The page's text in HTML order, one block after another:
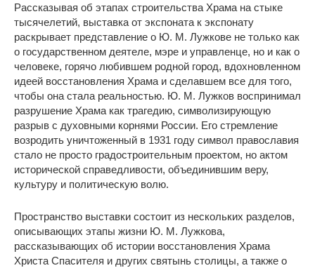
Рассказывая об этапах строительства Храма на стыке
тысячелетий, выставка от экспоната к экспонату
раскрывает представление о Ю. М. Лужкове не только как
о государственном деятеле, мэре и управленце, но и как о
человеке, горячо любившем родной город, вдохновленном
идеей восстановления Храма и сделавшем все для того,
чтобы она стала реальностью. Ю. М. Лужков воспринимал
разрушение Храма как трагедию, символизирующую
разрыв с духовными корнями России. Его стремление
возродить уничтоженный в 1931 году символ православия
стало не просто градостроительным проектом, но актом
исторической справедливости, объединившим веру,
культуру и политическую волю.
Пространство выставки состоит из нескольких разделов,
описывающих этапы жизни Ю. М. Лужкова,
рассказывающих об истории восстановления Храма
Христа Спасителя и других святынь столицы, а также о